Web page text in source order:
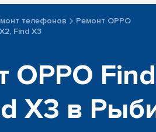
телефонов
Ремонт OPPO
Find X3
OPPO
X3 в